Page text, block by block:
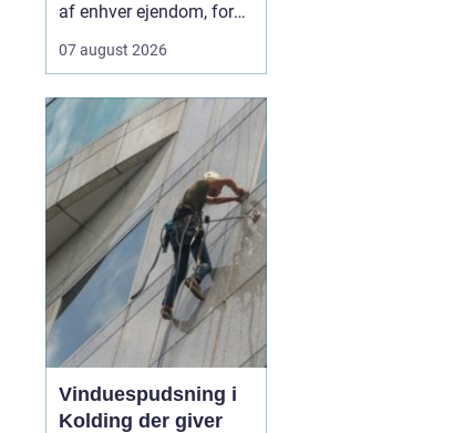
af enhver ejendom, fordi
kloaksystemet hurtigt
skader og problemer
med rotter. Når vi taler
om moderne løsninger,
handler det både om at
sikr...
07 august 2026
Vinduespudsning i
Kolding der giver